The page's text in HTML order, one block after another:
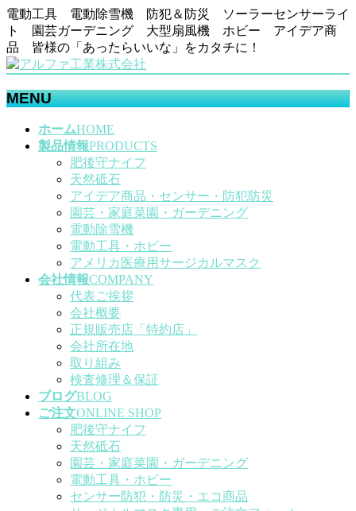
電動工具 電動除雪機 防犯＆防災 ソーラーセンサーライ
ト 園芸ガーデニング 大型扇風機 ホビー アイデア商
品 皆様の「あったらいいな」をカタチに！
MENU
ホームHOME
製品情報PRODUCTS
肥後守ナイフ
天然砥石
アイデア商品・センサー・防犯防災
園芸・家庭菜園・ガーデニング
電動除雪機
電動工具・ホビー
アメリカ医療用サージカルマスク
会社情報COMPANY
代表ご挨拶
会社概要
正規販売店「特約店」
会社所在地
取り組み
検査修理＆保証
ブログBLOG
ご注文ONLINE SHOP
肥後守ナイフ
天然砥石
園芸・家庭菜園・ガーデニング
電動工具・ホビー
センサー防犯・防災・エコ商品